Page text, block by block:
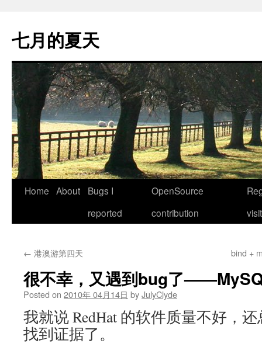
content
七月的夏天
Home About
Bugs I
reported
OpenSource
contribution
← 港澳游第四天 bind +
很不幸，又遇到bug了
Posted on 2010年 04月14日 byJulyClyde
我就说 RedHat 的软件质量不好，
找到证据了。